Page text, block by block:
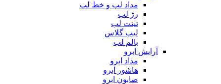
مداد لب و خط لب
رژ لب
تینت لب
لیپ گلاس
بالم لب
آرایش ابرو
مداد ابرو
هاشور ابرو
صابون ابرو